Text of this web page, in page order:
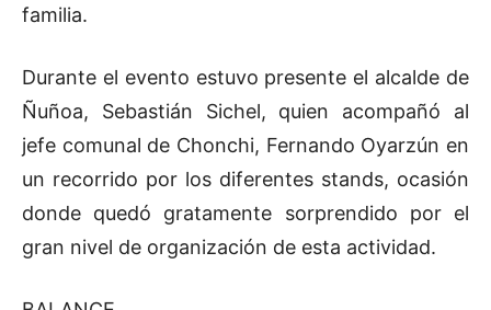
familia.
Durante el evento estuvo presente el alcalde de
Ñuñoa, Sebastián Sichel, quien acompañó al
jefe comunal de Chonchi, Fernando Oyarzún en
un recorrido por los diferentes stands, ocasión
donde quedó gratamente sorprendido por el
gran nivel de organización de esta actividad.